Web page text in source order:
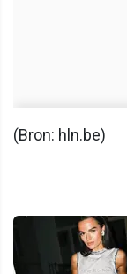
(Bron: hln.be)